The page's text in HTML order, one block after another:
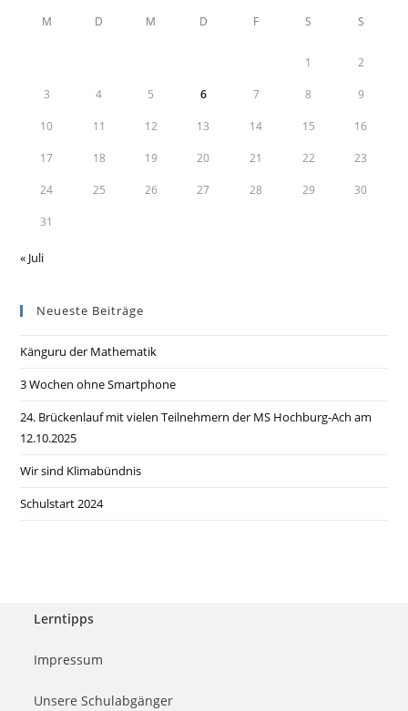
M D M D F S S
1 2
3 4 5 6 7 8 9
10 11 12 13 14 15 16
17 18 19 20 21 22 23
24 25 26 27 28 29 30
31
« Juli
Neueste Beiträge
Känguru der Mathematik
3 Wochen ohne Smartphone
24. Brückenlauf mit vielen Teilnehmern der MS Hochburg-Ach am
12.10.2025
Wir sind Klimabündnis
Schulstart 2024
Lerntipps
Impressum
Unsere Schulabgänger